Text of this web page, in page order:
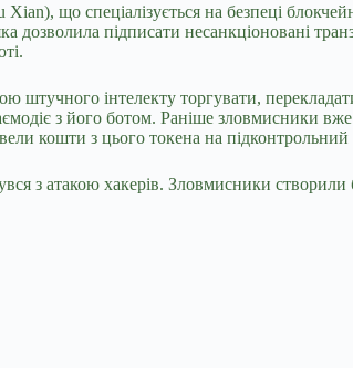
що спеціалізується на безпеці
підписати несанкціоновані
штучного інтелекту торгувати,
з його ботом. Раніше зловмисники
кошти з цього токена на підконтрольний
з атакою хакерів. Зловмисники